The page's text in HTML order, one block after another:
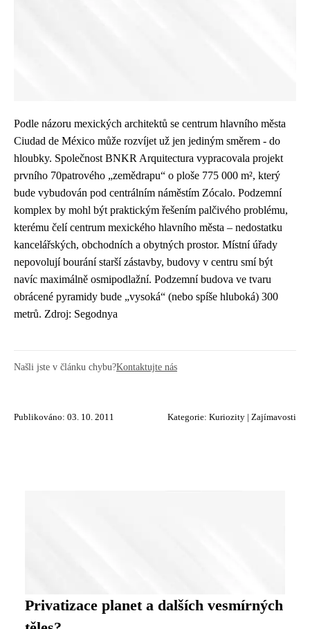
Podle názoru mexických architektů se centrum hlavního města
Ciudad de México může rozvíjet už jen jediným směrem - do
hloubky. Společnost BNKR Arquitectura vypracovala projekt
prvního 70patrového „zemědrapu“ o ploše 775 000 m², který
bude vybudován pod centrálním náměstím Zócalo. Podzemní
komplex by mohl být praktickým řešením palčivého problému,
kterému čelí centrum mexického hlavního města – nedostatku
kancelářských, obchodních a obytných prostor. Místní úřady
nepovolují bourání starší zástavby, budovy v centru smí být
navíc maximálně osmipodlažní. Podzemní budova ve tvaru
obrácené pyramidy bude „vysoká“ (nebo spíše hluboká) 300
metrů. Zdroj: Segodnya
Našli jste v článku chybu?Kontaktujte nás
Publikováno: 03. 10. 2011 Kategorie: Kuriozity | Zajímavosti
Privatizace planet a dalších vesmírných